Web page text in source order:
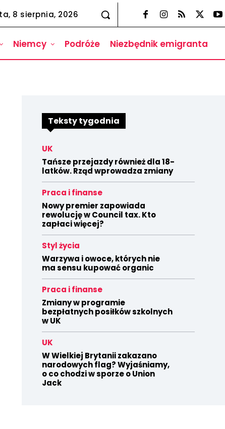
8 sierpnia, 2026
Niemcy Podróże Niezbędnik emigranta
Teksty tygodnia
UK
Tańsze przejazdy również dla 18-
latków. Rząd wprowadza zmiany
Praca i finanse
Nowy premier zapowiada
rewolucję w Council tax. Kto
zapłaci więcej?
Styl życia
Warzywa i owoce, których nie
ma sensu kupować organic
Praca i finanse
Zmiany w programie
bezpłatnych posiłków szkolnych
w UK
UK
W Wielkiej Brytanii zakazano
narodowych flag? Wyjaśniamy,
o co chodzi w sporze o Union
Jack